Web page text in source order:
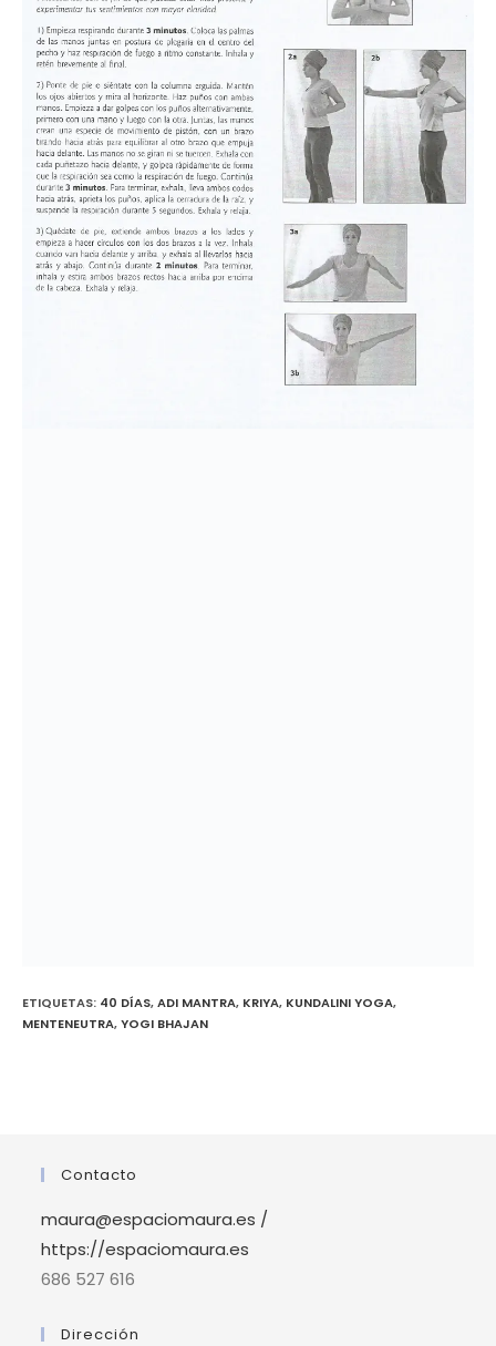
ETIQUETAS: 40 DÍAS,ADI MANTRA, KRIYA, KUNDALINI YOGA,
MENTENEUTRA,YOGI BHAJAN
Contacto
maura@espaciomaura.es /
https://espaciomaura.es
686 527 616
Dirección